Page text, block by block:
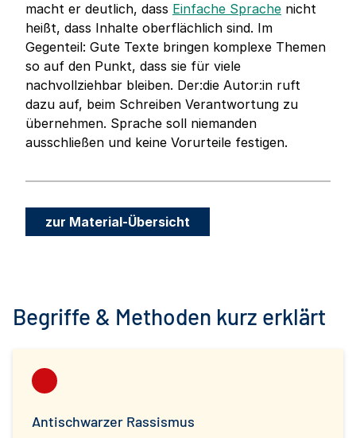
macht er deutlich, dass Einfache Sprache nicht
heißt, dass Inhalte oberflächlich sind. Im
Gegenteil: Gute Texte bringen komplexe Themen
so auf den Punkt, dass sie für viele
nachvollziehbar bleiben. Der:die Autor:in ruft
dazu auf, beim Schreiben Verantwortung zu
übernehmen. Sprache soll niemanden
ausschließen und keine Vorurteile festigen.
zur Material-Übersicht
Begriffe & Methoden kurz erklärt
Antischwarzer Rassismus